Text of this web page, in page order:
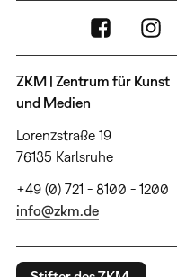
ZKM | Zentrum für Kunst
und Medien
Lorenzstraße 19
76135 Karlsruhe
+49 (0) 721 - 8100 - 1200
info@zkm.de